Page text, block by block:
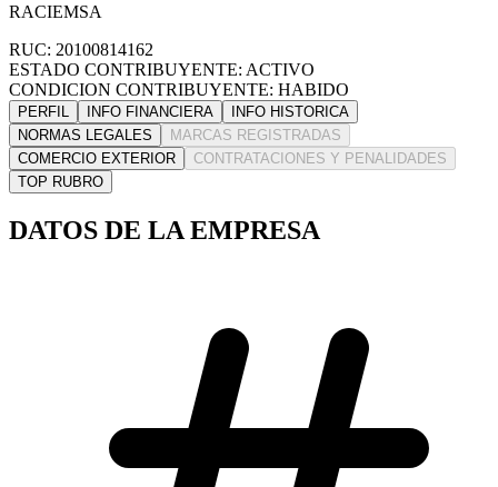
RACIEMSA
RUC: 20100814162
ESTADO CONTRIBUYENTE: ACTIVO
CONDICION CONTRIBUYENTE: HABIDO
PERFIL INFO FINANCIERA
INFO HISTORICA
NORMAS LEGALES
MARCAS REGISTRADAS
COMERCIO EXTERIOR
CONTRATACIONES Y PENALIDADES
TOP RUBRO
DATOS DE LA EMPRESA